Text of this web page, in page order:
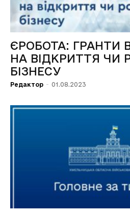
ЄРОБОТА: ГРАНТИ
НА ВІДКРИТТЯ ЧИ
БІЗНЕСУ
Редактор - 01.08.2023